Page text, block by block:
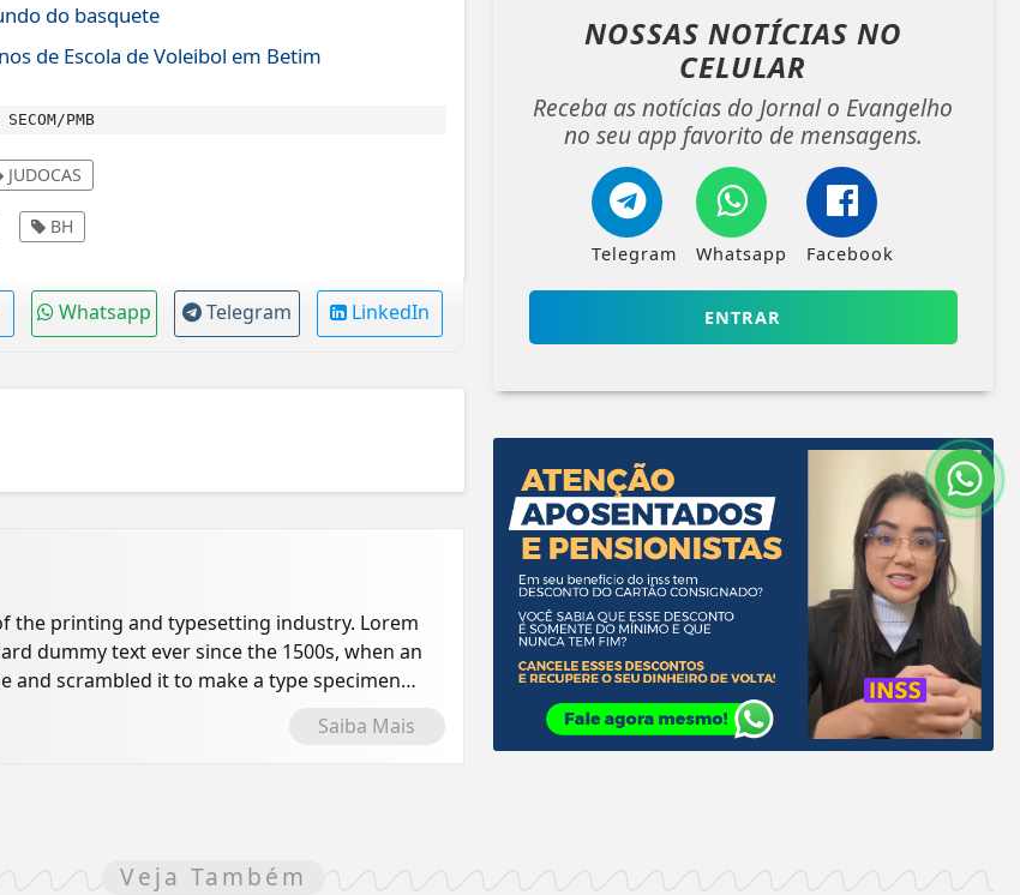
do basquete
de Escola de Voleibol em Betim
PMB
JUDOCAS
BH
Whatsapp Telegram LinkedIn
the printing and typesetting industry. Lorem
dummy text ever since the 1500s, when an
scrambled it to make a type specimen
Saiba Mais
NOSSAS NOTÍCIAS NO
CELULAR
Receba as notícias do Jornal o Evangelho
no seu app favorito de mensagens.
Telegram Whatsapp Facebook
ENTRAR
Veja Também